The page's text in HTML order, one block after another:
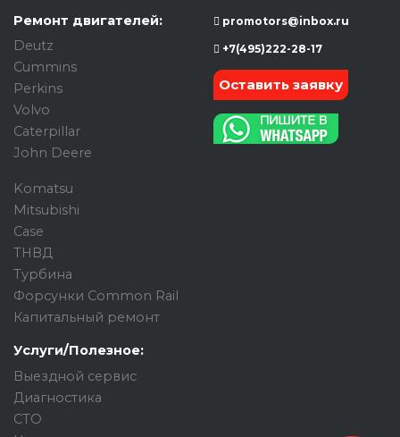
Ремонт двигателей:
Deutz
Cummins
Perkins
Volvo
Caterpillar
John Deere
Komatsu
Mitsubishi
Case
ТНВД
Турбина
Форсунки Common Rail
Капитальный ремонт
Услуги/Полезное:
Выездной сервис
Диагностика
СТО
promotors@inbox.ru
+7(495)222-28-17
Оставить заявку